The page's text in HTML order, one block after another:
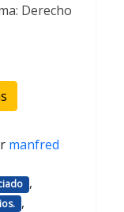
Derecho
manfred
,
,